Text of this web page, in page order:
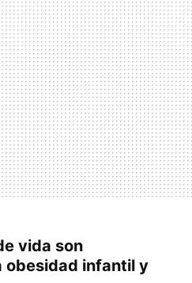
vida son
obesidad infantil y